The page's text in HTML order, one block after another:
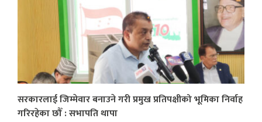
सरकारलाई जिम्मेवार बनाउने गरी प्रमुख प्रतिपक्षीको भूमिका निर्वाह
गरिरहेका छौँ : सभापति थापा